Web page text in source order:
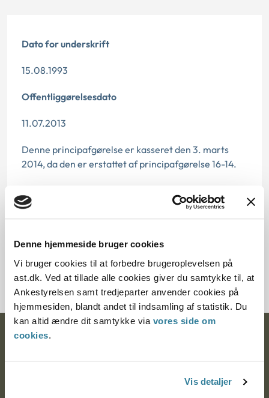
Denne hjemmeside bruger cookies
Vi bruger cookies til at forbedre brugeroplevelsen på
ast.dk. Ved at tillade alle cookies giver du samtykke til, at
Ankestyrelsen samt tredjeparter anvender cookies på
hjemmesiden, blandt andet til indsamling af statistik. Du
kan altid ændre dit samtykke via vores side om
cookies.
Vis detaljer
Dato for underskrift
15.08.1993
Offentliggørelsesdato
11.07.2013
Denne principafgørelse er kasseret den 3. marts
2014, da den er erstattet af principafgørelse 16-14.
§ 1
Journalnummer
16012-91
Ankestyrelsen
Postadresse: